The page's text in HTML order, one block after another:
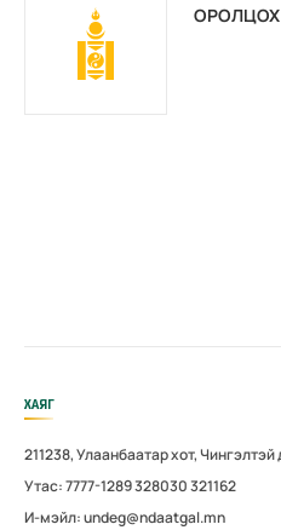
ОРОЛЦОХ
ХАЯГ
211238, Улаанбаатар хот,
Утас: 7777-1289 328030 321162
И-мэйл: undeg@ndaatgal.mn